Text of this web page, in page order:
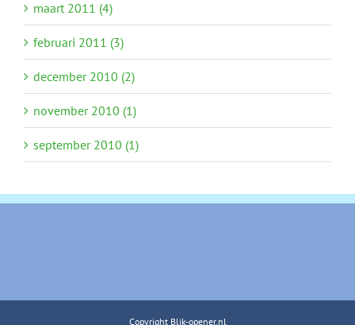
maart 2011 (4)
februari 2011 (3)
december 2010 (2)
november 2010 (1)
september 2010 (1)
Copyright Blik-opener.nl